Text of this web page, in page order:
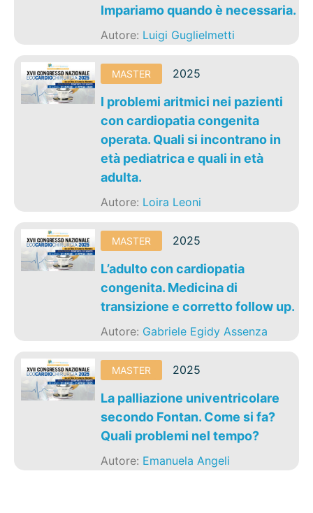
Impariamo quando è necessaria.
Autore: Luigi Guglielmetti
MASTER 2025
I problemi aritmici nei pazienti
con cardiopatia congenita
operata. Quali si incontrano in
età pediatrica e quali in età
adulta.
Autore: Loira Leoni
MASTER 2025
L’adulto con cardiopatia
congenita. Medicina di
transizione e corretto follow up.
Autore: Gabriele Egidy Assenza
MASTER 2025
La palliazione univentricolare
secondo Fontan. Come si fa?
Quali problemi nel tempo?
Autore: Emanuela Angeli